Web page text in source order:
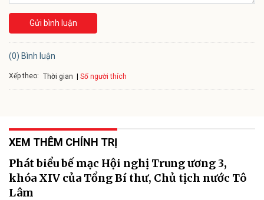
Gửi bình luận
(0) Bình luận
Xếp theo: Thời gian Số người thích
XEM THÊM CHÍNH TRỊ
Phát biểu bế mạc Hội nghị Trung ương 3,
khóa XIV của Tổng Bí thư, Chủ tịch nước Tô
Lâm